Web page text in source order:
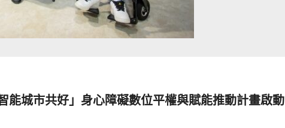
能城市共好」身心障礙數位平權與賦能推動計畫啟動